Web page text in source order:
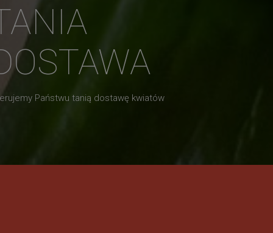
Państwu tanią dostawę kwiatów